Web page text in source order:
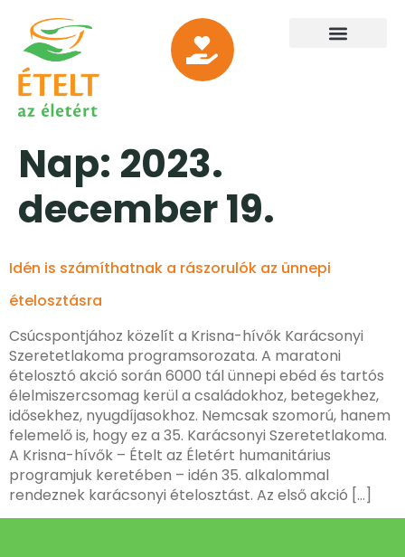
Nap: 2023.
december 19.
Idén is számíthatnak a rászorulók az ünnepi
ételosztásra
Csúcspontjához közelít a Krisna-hívők Karácsonyi
Szeretetlakoma programsorozata. A maratoni
ételosztó akció során 6000 tál ünnepi ebéd és tartós
élelmiszercsomag kerül a családokhoz, betegekhez,
idősekhez, nyugdíjasokhoz. Nemcsak szomorú, hanem
felemelő is, hogy ez a 35. Karácsonyi Szeretetlakoma.
A Krisna-hívők – Ételt az Életért humanitárius
programjuk keretében – idén 35. alkalommal
rendeznek karácsonyi ételosztást. Az első akció […]